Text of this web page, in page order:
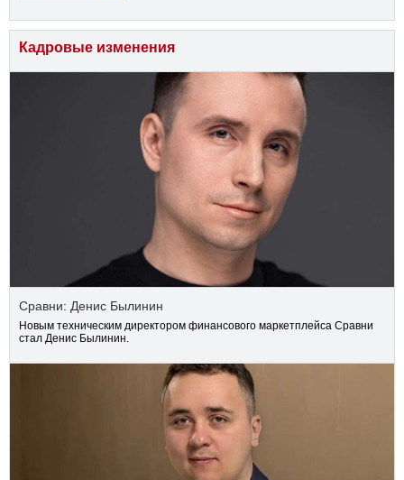
Кадровые изменения
Сравни: Денис Былинин
Новым техническим директором финансового маркетплейса Сравни
стал Денис Былинин.